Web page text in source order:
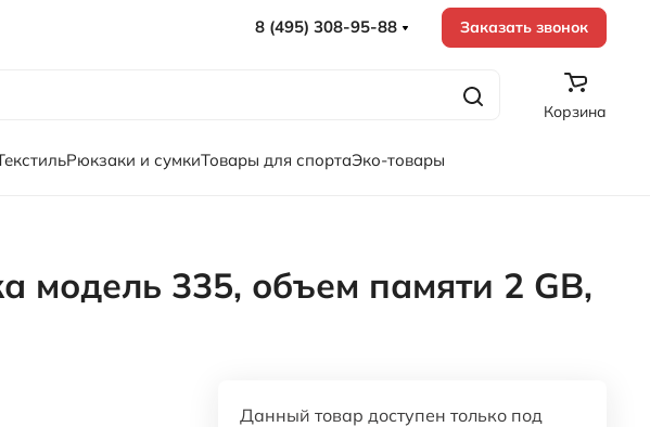
8 (495) 308-95-88 Заказать звонок
Корзина
Рюкзаки и сумкиТовары для спортаЭко-товары
модель 335, объем памяти 2 GB,
Данный товар доступен только под